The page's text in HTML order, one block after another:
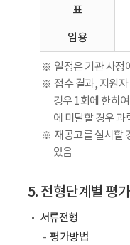
표
임용
일정은 기관 사정
접수 결과, 지원
경우 1회에 한하
에 미달할 경우
재공고를 실시할
있음
5. 전형단계별 평
서류전형
평가방법